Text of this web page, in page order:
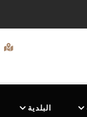
البلدية